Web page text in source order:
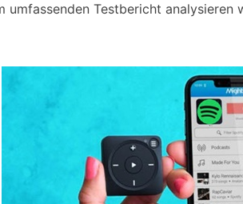
umfassenden Testbericht